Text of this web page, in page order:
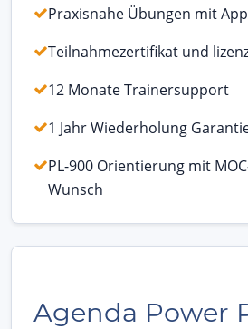
Praxisnahe Übungen mit
Teilnahmezertifikat und
12 Monate Trainersupport
1 Jahr Wiederholung
PL-900 Orientierung mit
Wunsch
Agenda Power